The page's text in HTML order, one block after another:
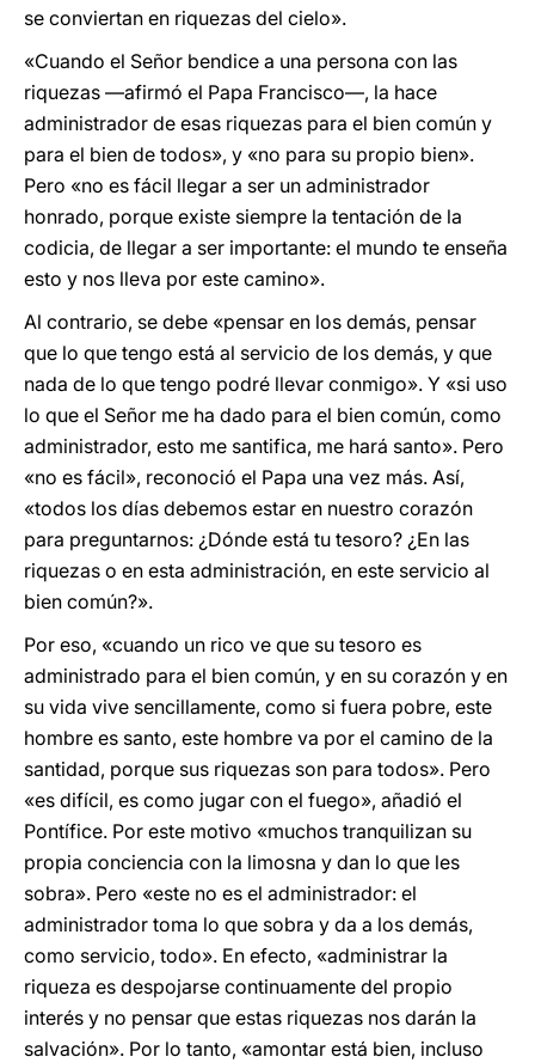
se conviertan en riquezas del cielo».
«Cuando el Señor bendice a una persona con las
riquezas —afirmó el Papa Francisco—, la hace
administrador de esas riquezas para el bien común y
para el bien de todos», y «no para su propio bien».
Pero «no es fácil llegar a ser un administrador
honrado, porque existe siempre la tentación de la
codicia, de llegar a ser importante: el mundo te enseña
esto y nos lleva por este camino».
Al contrario, se debe «pensar en los demás, pensar
que lo que tengo está al servicio de los demás, y que
nada de lo que tengo podré llevar conmigo». Y «si uso
lo que el Señor me ha dado para el bien común, como
administrador, esto me santifica, me hará santo». Pero
«no es fácil», reconoció el Papa una vez más. Así,
«todos los días debemos estar en nuestro corazón
para preguntarnos: ¿Dónde está tu tesoro? ¿En las
riquezas o en esta administración, en este servicio al
bien común?».
Por eso, «cuando un rico ve que su tesoro es
administrado para el bien común, y en su corazón y en
su vida vive sencillamente, como si fuera pobre, este
hombre es santo, este hombre va por el camino de la
santidad, porque sus riquezas son para todos». Pero
«es difícil, es como jugar con el fuego», añadió el
Pontífice. Por este motivo «muchos tranquilizan su
propia conciencia con la limosna y dan lo que les
sobra». Pero «este no es el administrador: el
administrador toma lo que sobra y da a los demás,
como servicio, todo». En efecto, «administrar la
riqueza es despojarse continuamente del propio
interés y no pensar que estas riquezas nos darán la
salvación». Por lo tanto, «amontar está bien, incluso